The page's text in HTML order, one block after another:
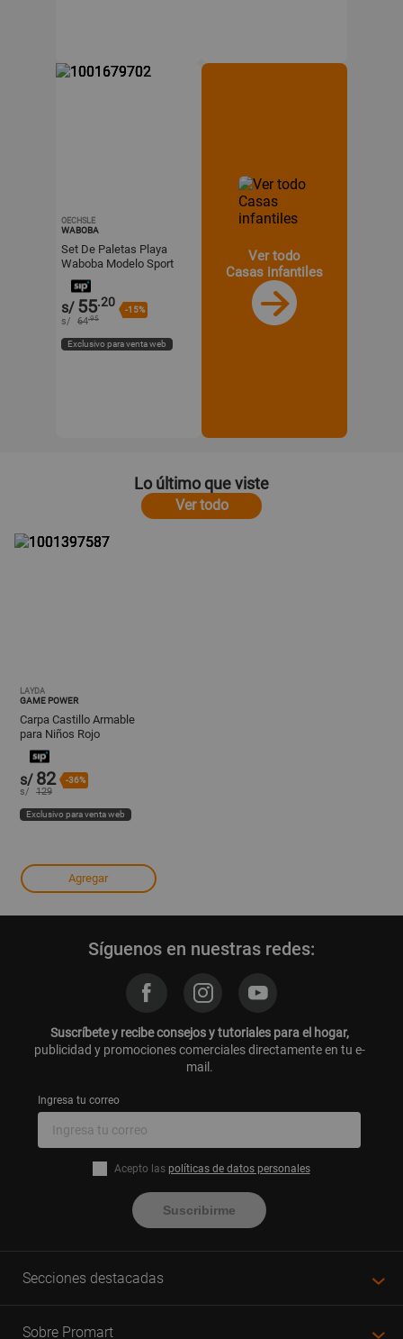
OECHSLE
WABOBA
Set De Paletas Playa
Waboba Modelo Sport
s/ 55.20
-15%
s/ 64.95
Exclusivo para venta web
Ver todo
Casas infantiles
Lo último que viste
Ver todo
LAYDA
GAME POWER
Carpa Castillo Armable
para Niños Rojo
s/ 82 -36%
s/ 129
Exclusivo para venta web
Agregar
Síguenos en nuestras redes:
Suscríbete y recibe consejos y tutoriales para el hogar,
publicidad y promociones comerciales directamente en tu e-
mail.
Ingresa tu correo
Acepto las políticas de datos personales
Suscribirme
Secciones destacadas
Sobre Promart